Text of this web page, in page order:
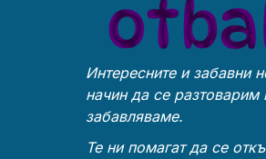
ИНТЕРЕСНО
Интересните и забавни
начин да се разтоварим
забавляваме.
Те ни помагат да се